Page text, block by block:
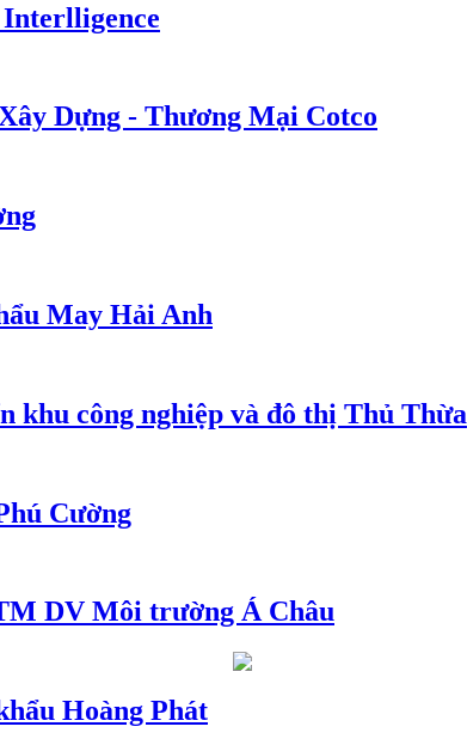
Dựng - Thương Mại Cotco
May Hải Anh
khu công nghiệp và đô thị Thủ Thừa
Cường
DV Môi trường Á Châu
Hoàng Phát